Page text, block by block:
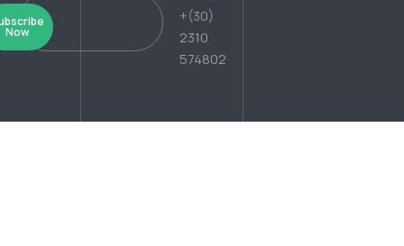
Now
+(30)
2310
574802